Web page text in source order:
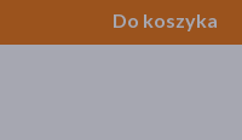
Do koszyka